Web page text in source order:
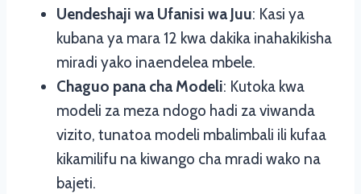
Uendeshaji wa Ufanisi wa Juu: Kasi ya
kubana ya mara 12 kwa dakika inahakikisha
miradi yako inaendelea mbele.
Chaguo pana cha Modeli: Kutoka kwa
modeli za meza ndogo hadi za viwanda
vizito, tunatoa modeli mbalimbali ili kufaa
kikamilifu na kiwango cha mradi wako na
bajeti.